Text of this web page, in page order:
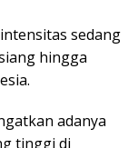
sedang
hingga
adanya
tinggi di